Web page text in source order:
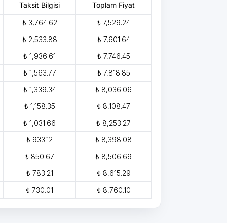
Taksit Bilgisi Toplam Fiyat
₺ 3,764.62
₺ 7,529.24
₺ 2,533.88
₺ 7,601.64
₺ 1,936.61
₺ 7,746.45
₺ 1,563.77
₺ 7,818.85
₺ 1,339.34
₺ 8,036.06
₺ 1,158.35
₺ 8,108.47
₺ 1,031.66
₺ 8,253.27
₺ 933.12
₺ 8,398.08
₺ 850.67
₺ 8,506.69
₺ 783.21
₺ 8,615.29
₺ 730.01 ₺ 8,760.10